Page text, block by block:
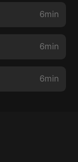
6min
6min
6min